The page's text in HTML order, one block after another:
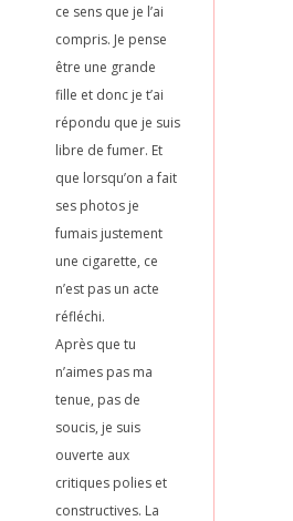
ce sens que je l’ai
compris. Je pense
être une grande
fille et donc je t’ai
répondu que je suis
libre de fumer. Et
que lorsqu’on a fait
ses photos je
fumais justement
une cigarette, ce
n’est pas un acte
réfléchi.
Après que tu
n’aimes pas ma
tenue, pas de
soucis, je suis
ouverte aux
critiques polies et
constructives. La